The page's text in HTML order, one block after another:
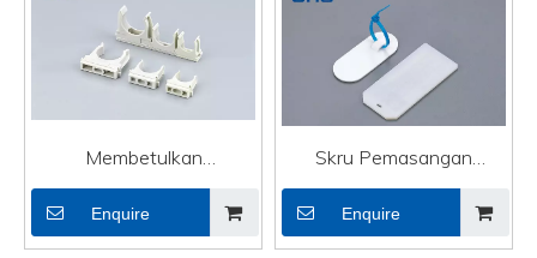
SQ-2
Membetulkan
Pemasangan Pengikat
Kabel Berkualiti Tinggi
Enquire
Skru Pemasangan
Pengikat Kabel Berkualiti
Tinggi Kawat Elektrik
Enquire